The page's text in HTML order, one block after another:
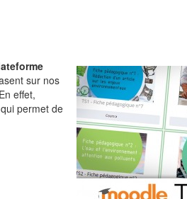
sur nos
effet,
permet de